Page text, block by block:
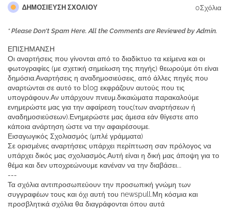
ΔΗΜΟΣΊΕΥΣΗ ΣΧΟΛΊΟΥ 0Σχόλια
* Please Don't Spam Here. All the Comments are Reviewed by Admin.
ΕΠΙΣΗΜΑΝΣΗ
Οι αναρτήσεις που γίνονται από το διαδίκτυο τα κείμενα και οι
φωτογραφίες (με σχετική σημείωση της πηγής) θεωρούμε ότι είναι
δημόσια.Αναρτήσεις η αναδημοσιεύσεις, από άλλες πηγές που
αναρτώνται σε αυτό το blog εκφράζουν αυτούς που τις
υπογράφουν.Αν υπάρχουν πνευμ.δικαιώματα παρακαλούμε
ενημερώστε μας για την αφαίρεση τους(των αναρτήσεων ή
αναδημοσιεύσεων).Ενημερώστε μας άμεσα εάν θίγεστε απο
κάποια ανάρτηση ώστε να την αφαιρέσουμε.
Εισαγωγικός Σχολιασμός (μπλέ γράμματα)
Σε ορισμένες αναρτήσεις υπάρχει περίπτωση σαν πρόλογος να
υπάρχει δικός μας σχολιασμός.Αυτή είναι η δική μας άποψη για το
θέμα και δεν υποχρεώνουμε κανέναν να την διαβάσει...
---
Τα σχόλια αντιπροσωπεύουν την προσωπική γνώμη των
συγγραφέων τους και όχι αυτή του newspull.Μη κόσμια και
προσβλητικά σχόλια θα διαγράφονται όπου αυτά